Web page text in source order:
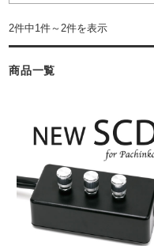
2件中1件～2件を表示
商品一覧